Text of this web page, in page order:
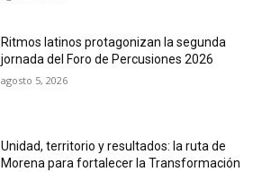
Ritmos latinos protagonizan la segunda
jornada del Foro de Percusiones 2026
agosto 5, 2026
Unidad, territorio y resultados: la ruta de
Morena para fortalecer la Transformación